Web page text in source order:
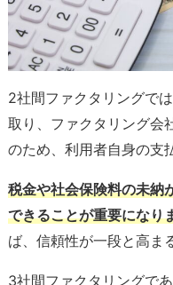
2社間ファクタリングで
取り、ファクタリング会
のため、利用者自身の支
税金や社会保険料の未納
できることが重要になり
ば、信頼性が一段と高ま
3社間ファクタリングで